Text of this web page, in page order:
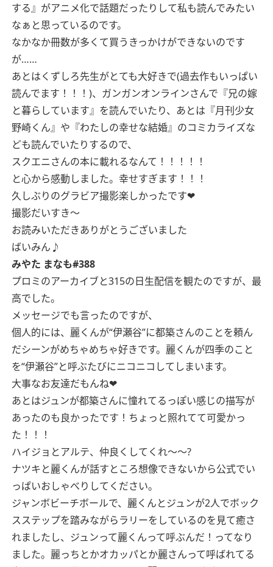
する』がアニメ化で話題だったりして私も読んでみたい
なぁと思っているのです。
なかなか冊数が多くて買うきっかけができないのです
が……
あとはくずしろ先生がとても大好きで(過去作もいっぱい
読んでます！！！)、ガンガンオンラインさんで『兄の嫁
と暮らしています』を読んでいたり、あとは『月刊少女
野崎くん』や『わたしの幸せな結婚』のコミカライズな
ども読んでいたりするので、
スクエニさんの本に載れるなんて！！！！！
と心から感動しました。幸せすぎます！！！
久しぶりのグラビア撮影楽しかったです❤︎
撮影だいすき〜
お読みいただきありがとうございました
ばいみん♪
みやた まなも#388
プロミのアーカイブと315の日生配信を観たのですが、最
高でした。
メッセージでも言ったのですが、
個人的には、麗くんが“伊瀬谷”に都築さんのことを頼ん
だシーンがめちゃめちゃ好きです。麗くんが四季のこと
を“伊瀬谷”と呼ぶたびにニコニコしてしまいます。
大事なお友達だもんね❤︎
あとはジュンが都築さんに憧れてるっぽい感じの描写が
あったのも良かったです！ちょっと照れてて可愛かっ
た！！！
ハイジョとアルテ、仲良くしてくれ〜〜?
ナツキと麗くんが話すところ想像できないから公式でい
っぱいおしゃべりしてください。
ジャンボビーチボールで、麗くんとジュンが2人でボック
スステップを踏みながらラリーをしているのを見て癒さ
れましたし、ジュンって麗くんって呼ぶんだ！ってなり
ました。麗っちとかオカッパとか麗さんって呼ばれてる